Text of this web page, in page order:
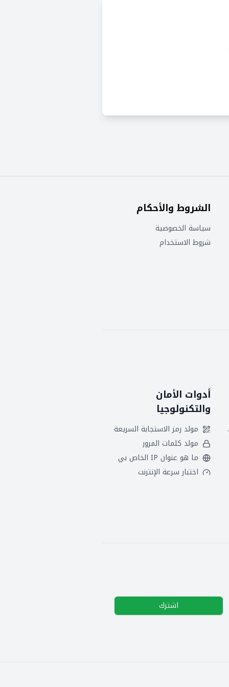
الشروط والأحكام
سياسة الخصوصية
شروط الاستخدام
أدوات الأمان
والتكنولوجيا
مولد رمز الاستجابة السريعة
مولد كلمات المرور
ما هو عنوان IP الخاص بي
اختبار سرعة الإنترنت
اشترك